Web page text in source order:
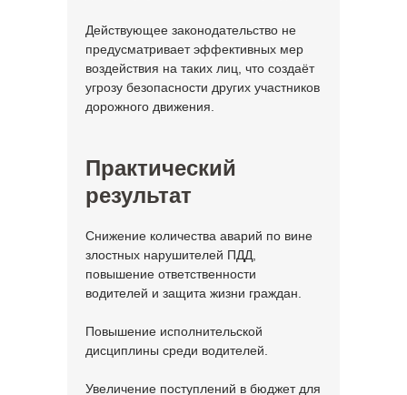
Действующее законодательство не
предусматривает эффективных мер
воздействия на таких лиц, что создаёт
угрозу безопасности других участников
дорожного движения.
Практический
результат
Снижение количества аварий по вине
злостных нарушителей ПДД,
повышение ответственности
водителей и защита жизни граждан.
Повышение исполнительской
дисциплины среди водителей.
Увеличение поступлений в бюджет для